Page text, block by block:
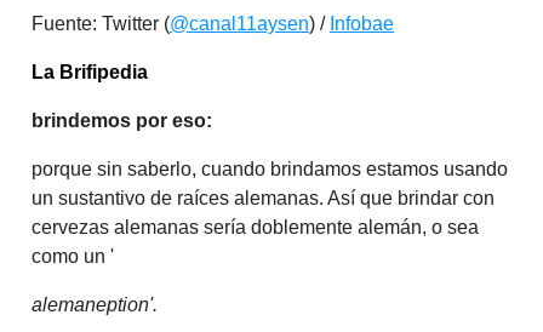
Fuente: Twitter (@canal11aysen) / Infobae
La Brifipedia
brindemos por eso:
porque sin saberlo, cuando brindamos estamos usando
un sustantivo de raíces alemanas. Así que brindar con
cervezas alemanas sería doblemente alemán, o sea
como un '
alemaneption'.